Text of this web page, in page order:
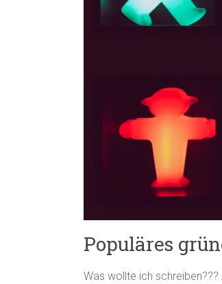
Populäres
Was wollte ich schreiben???